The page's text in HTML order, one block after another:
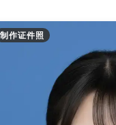
制作证件照